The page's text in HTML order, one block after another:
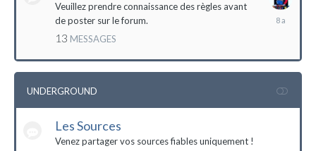
Veuillez prendre connaissance des règles avant
de poster sur le forum.
13 MESSAGES
UNDERGROUND
Les Sources
Venez partager vos sources fiables uniquement !